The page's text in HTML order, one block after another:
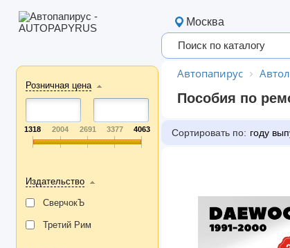
Розничная цена
1318 2004 2691 3377 4063
Издательство
СверчокЪ
Третий Рим
Москва
Автопапирус
Пособия по
Сортировать по: году